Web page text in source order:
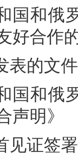
国和
好合作
表的文件
国和
声明》
见证签